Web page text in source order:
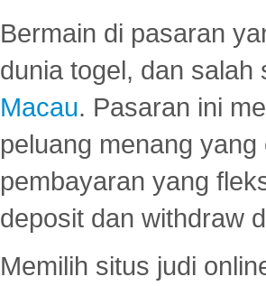
Bermain di pasaran
dunia togel, dan
Macau. Pasaran ini
peluang menang
pembayaran yang
deposit dan withdraw
Memilih situs judi